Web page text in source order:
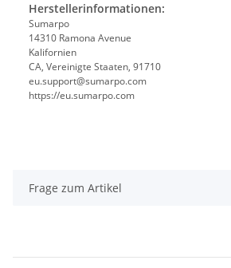
Herstellerinformationen:
Sumarpo
14310 Ramona Avenue
Kalifornien
CA, Vereinigte Staaten, 91710
eu.support@sumarpo.com
https://eu.sumarpo.com
Frage zum Artikel